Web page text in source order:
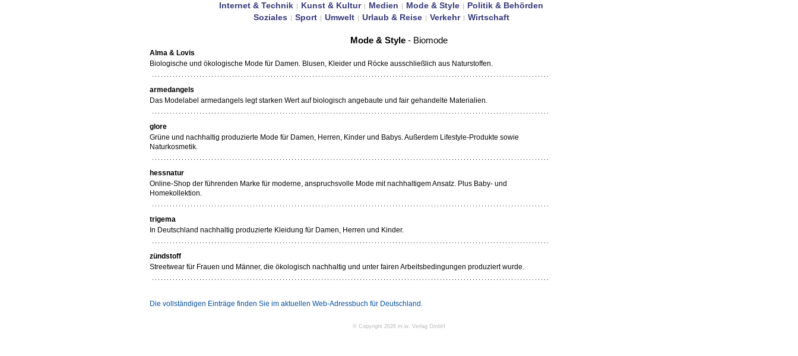
Internet & Technik | Kunst & Kultur | Medien | Mode & Style | Politik & Behörden
Soziales | Sport | Umwelt | Urlaub & Reise | Verkehr | Wirtschaft
Mode & Style - Biomode
Alma & Lovis
Biologische und ökologische Mode für Damen. Blusen, Kleider und Röcke ausschließlich aus Naturstoffen.
armedangels
Das Modelabel armedangels legt starken Wert auf biologisch angebaute und fair gehandelte Materialien.
glore
Grüne und nachhaltig produzierte Mode für Damen, Herren, Kinder und Babys. Außerdem Lifestyle-Produkte sowie
Naturkosmetik.
hessnatur
Online-Shop der führenden Marke für moderne, anspruchsvolle Mode mit nachhaltigem Ansatz. Plus Baby- und
Homekollektion.
trigema
In Deutschland nachhaltig produzierte Kleidung für Damen, Herren und Kinder.
zündstoff
Streetwear für Frauen und Männer, die ökologisch nachhaltig und unter fairen Arbeitsbedingungen produziert wurde.
Die vollständigen Einträge finden Sie im aktuellen Web-Adressbuch für Deutschland.
© Copyright 2026 m.w. Verlag GmbH